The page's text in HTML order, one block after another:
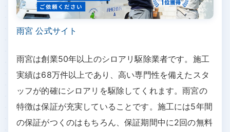
雨宮 公式サイト
雨宮は創業50年以上のシロアリ駆除業者です。施工
実績は68万件以上であり、高い専門性を備えたスタ
ッフが的確にシロアリを駆除してくれます。雨宮の
特徴は保証が充実していることです。施工には5年間
の保証がつくのはもちろん、保証期間中に2回の無料